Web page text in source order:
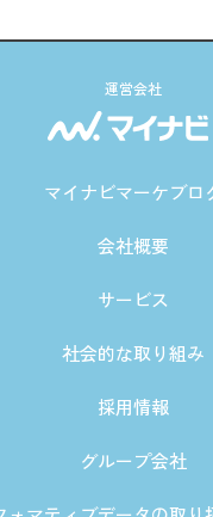
運営会社
マイナビマーケブロ
会社概要
サービス
社会的な取り組み
採用情報
グループ会社